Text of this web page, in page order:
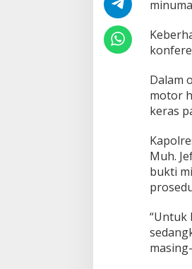
Dalam
motor
keras
Muh.
bukti
“Untuk